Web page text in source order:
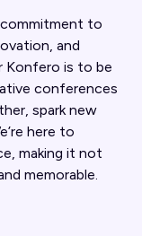
commitment to
and
Konfero is to be
conferences
spark new
here to
making it not
memorable.